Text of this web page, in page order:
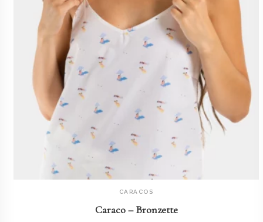
AJOUTER AU PANIER
CARACOS
Caraco – Bronzette